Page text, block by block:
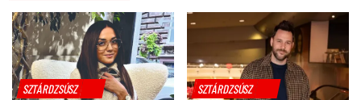
SZTÁRDZSÚSZ SZTÁRDZSÚSZ